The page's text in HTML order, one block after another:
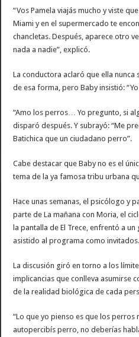
“Vos Pamela viajás mucho y viste
Miami y en el supermercado te
chancletas. Después, aparece otro
nada a nadie”, explicó.
La conductora aclaró que ella nunca
de esa forma, pero Baby insistió: “Yo
“Amo los perros… Yo pregunto, si
disparó después. Y subrayó: “Me
Batichica que un ciudadano perro”.
Cabe destacar que Baby no es el
tema de la ya famosa tribu urbana
Hace unas semanas, el psicólogo y
parte de La mañana con Moria, el
la pantalla de El Trece, enfrentó a
asistido al programa como invitados.
La discusión giró en torno a los
implicancias que conlleva asumirse
de la realidad biológica de cada
“Lo que yo pienso es que los perros
autopercibís perro, no deberías